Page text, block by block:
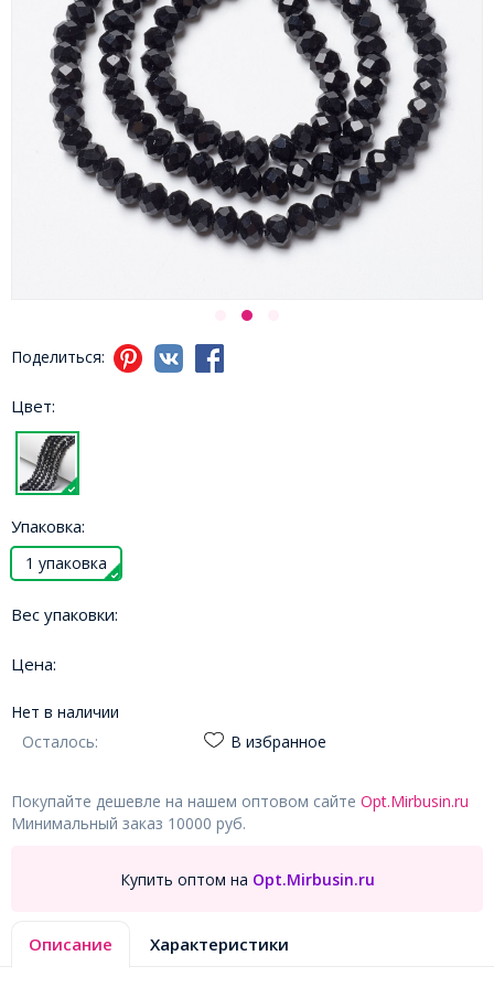
Поделиться:
Цвет:
Упаковка:
1 упаковка
Вес упаковки:
Цена:
Нет в наличии
Осталось:
В избранное
Покупайте дешевле на нашем оптовом сайте Opt.Mirbusin.ru
Минимальный заказ 10000 руб.
Купить оптом на Opt.Mirbusin.ru
Описание Характеристики